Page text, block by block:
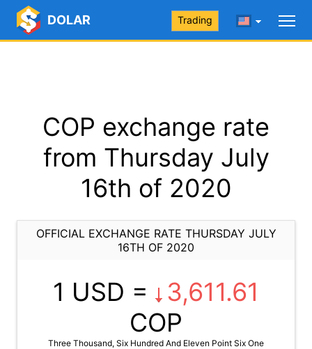
DOLAR Trading
COP exchange rate
from Thursday July
16th of 2020
OFFICIAL EXCHANGE RATE THURSDAY JULY
16TH OF 2020
1 USD =
3,611.61
COP
Three Thousand, Six Hundred And Eleven Point Six One